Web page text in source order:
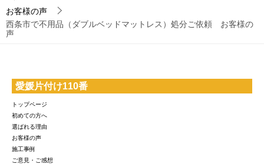
お客様の声
西条市で不用品（ダブルベッドマットレス）処分ご依頼 お客様の
声
愛媛片付け110番
トップページ
初めての方へ
選ばれる理由
お客様の声
施工事例
ご意見・ご感想